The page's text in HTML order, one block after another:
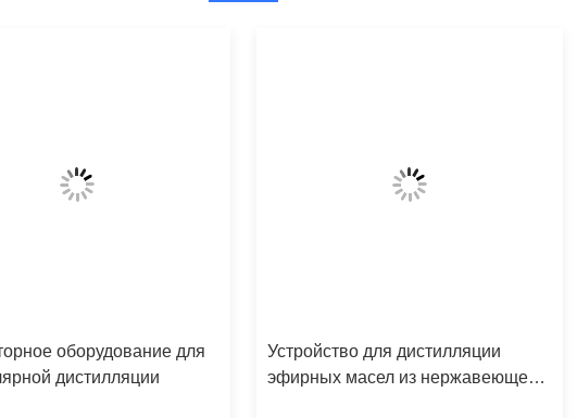
оборудование для
дистилляции
Устройство для дистилляции
эфирных масел из нержавеющей